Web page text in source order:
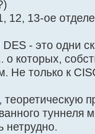
12, 13-ое
- это одни
о которых,
Не только к
туннеля
нетрудно.